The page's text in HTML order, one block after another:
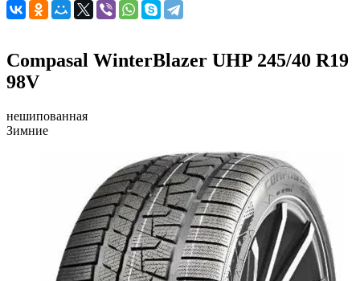
Compasal WinterBlazer UHP 245/40 R19
98V
нешипованная
Зимние